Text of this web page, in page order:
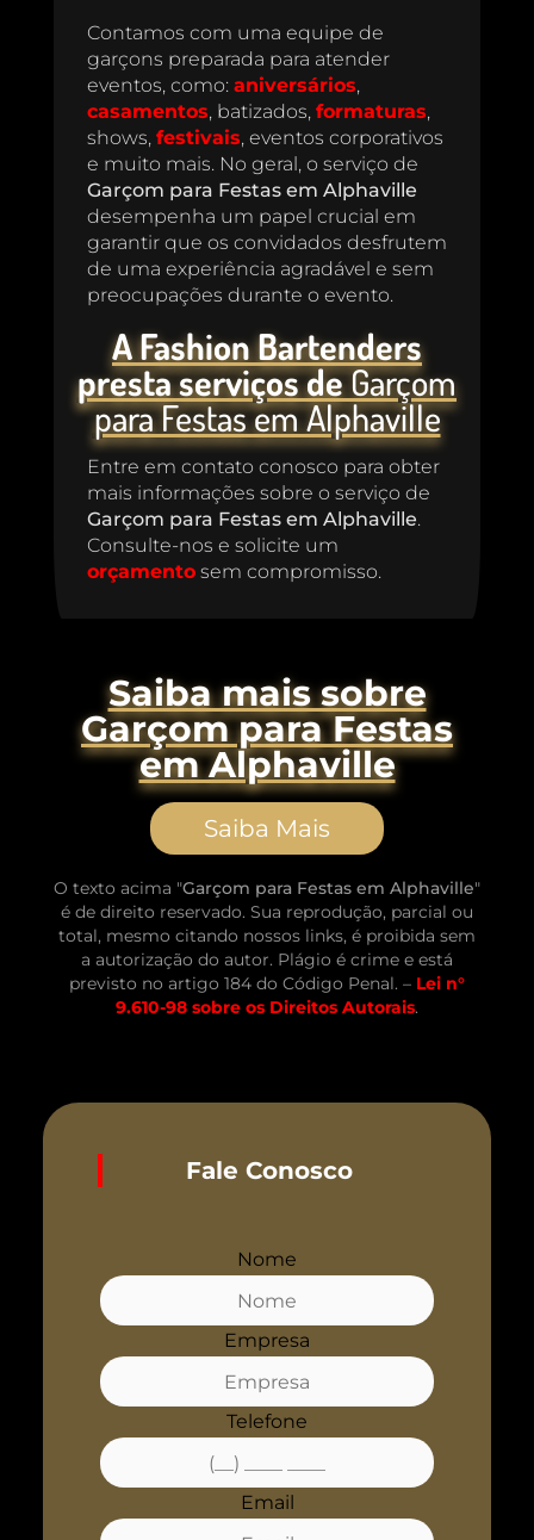
Contamos com uma equipe de
garçons preparada para atender
eventos, como: aniversários,
casamentos, batizados, formaturas,
shows, festivais, eventos corporativos
e muito mais. No geral, o serviço de
Garçom para Festas em Alphaville
desempenha um papel crucial em
garantir que os convidados desfrutem
de uma experiência agradável e sem
preocupações durante o evento.
A Fashion Bartenders
presta serviços deGarçom
para Festas em Alphaville
Entre em contato conosco para obter
mais informações sobre o serviço de
Garçom para Festas em Alphaville.
Consulte-nos e solicite um
orçamentosem compromisso.
Saiba mais sobre
Garçom para Festas
em Alphaville
Saiba Mais
O texto acima "Garçom para Festas em Alphaville"
é de direito reservado. Sua reprodução, parcial ou
total, mesmo citando nossos links, é proibida sem
a autorização do autor. Plágio é crime e está
previsto no artigo 184 do Código Penal. – Lei n°
9.610-98 sobre os Direitos Autorais.
Fale Conosco
Nome
Empresa
Telefone
Email